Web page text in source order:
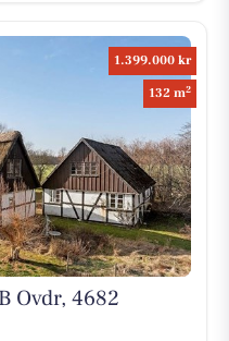
1.399.000 kr
132 m2
Ovdr, 4682